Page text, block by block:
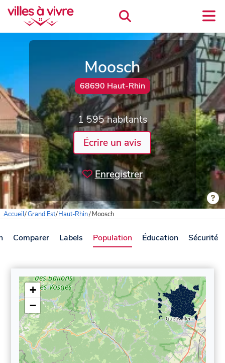
Moosch
68690 Haut-Rhin
1 595 habitants
Écrire un avis
Enregistrer
Accueil/Grand Est/Haut-Rhin/Moosch
Comparer Labels Population Éducation Sécurité
+
−